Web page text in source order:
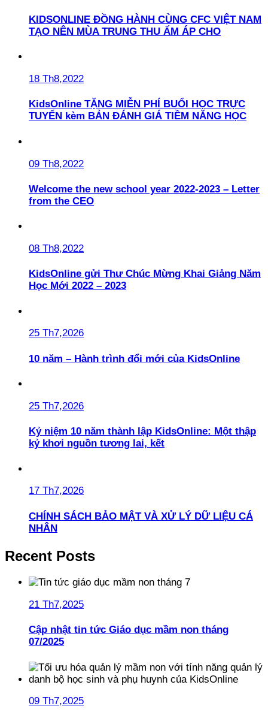
KIDSONLINE ĐỒNG HÀNH CÙNG CFC VIỆT NAM
TẠO NÊN MÙA TRUNG THU ẤM ÁP CHO
18 Th8,2022
KidsOnline TẶNG MIỄN PHÍ BUỔI HỌC TRỰC
TUYẾN kèm BẢN ĐÁNH GIÁ TIỀM NĂNG HỌC
09 Th8,2022
Welcome the new school year 2022-2023 – Letter
from the CEO
08 Th8,2022
KidsOnline gửi Thư Chúc Mừng Khai Giảng Năm
Học Mới 2022 – 2023
25 Th7,2026
10 năm – Hành trình đổi mới của KidsOnline
25 Th7,2026
Kỷ niệm 10 năm thành lập KidsOnline: Một thập
kỷ khơi nguồn tương lai, kết
17 Th7,2026
CHÍNH SÁCH BẢO MẬT VÀ XỬ LÝ DỮ LIỆU CÁ
NHÂN
Recent Posts
21 Th7,2025
Cập nhật tin tức Giáo dục mầm non tháng
07/2025
09 Th7,2025